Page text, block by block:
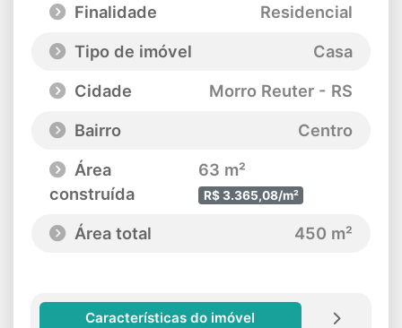
Finalidade
Residencial
Tipo de imóvel
Casa
Cidade
Morro Reuter - RS
Bairro
Centro
Área
construída
63 m²
R$ 3.365,08/m²
Área total 450 m²
Características do imóvel